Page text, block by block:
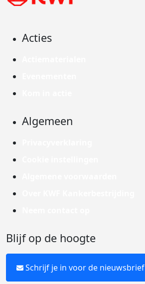
Acties
Algemeen
Blijf op de hoogte
Schrijf je in voor de nieuwsbrief